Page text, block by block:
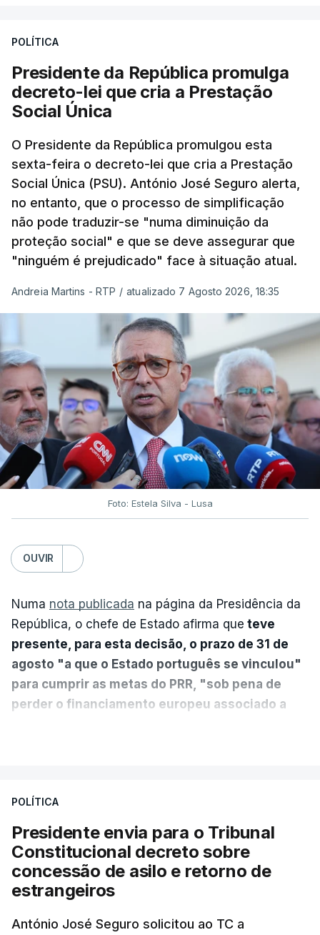
POLÍTICA
Presidente da República promulga
decreto-lei que cria a Prestação
Social Única
O Presidente da República promulgou esta
sexta-feira o decreto-lei que cria a Prestação
Social Única (PSU). António José Seguro alerta,
no entanto, que o processo de simplificação
não pode traduzir-se "numa diminuição da
proteção social" e que se deve assegurar que
"ninguém é prejudicado" face à situação atual.
Andreia Martins - RTP / atualizado 7 Agosto 2026, 18:35
Foto: Estela Silva - Lusa
OUVIR
Numa nota publicada na página da Presidência da
República, o chefe de Estado afirma que teve
presente, para esta decisão, o prazo de 31 de
agosto "a que o Estado português se vinculou"
para cumprir as metas do PRR, "sob pena de
perder o financiamento europeu associado a
sistema mais simples, mais justo e transparente".
"Sempre que seja possível reduzir burocracias,
eliminar sobreposições e garantir que os apoios
chegam a quem mais necessita, estaremos a dar
um passo na direção certa", argumenta o
Presidente da República.
POLÍTICA
Presidente envia para o Tribunal
Constitucional decreto sobre
concessão de asilo e retorno de
estrangeiros
António José Seguro solicitou ao TC a